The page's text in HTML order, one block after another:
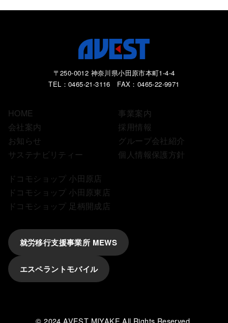
〒250-0012 神奈川県小田原市本町1-4-4
TEL：0465-21-3116 FAX：0465-22-9971
HOME
事業案内
会社案内
採用情報
お知らせ
グループ会社紹介
サステナビリティー
個人情報保護方針
ドコモショップ 小田原店
ドコモショップ 小田原東店
ドコモショップ 足柄開成店
就労移行支援事業所 MEWS
エスペラントモバイル